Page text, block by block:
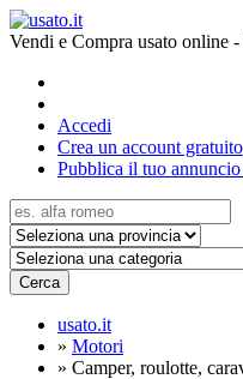
Vendi e Compra usato online
Accedi
Crea un account gratuito
Pubblica il tuo
Cerca
usato.it
» Motori
» Camper, roulotte,